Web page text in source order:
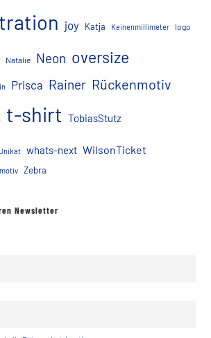
joy Katja Keinenmillimeter logo
Natalie Neon oversize
Prisca Rainer Rückenmotiv
t-shirt TobiasStutz
Unikat whats-next WilsonTicket
Zebra
Newsletter